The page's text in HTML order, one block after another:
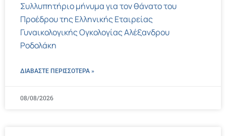
Συλλυπητήριο μήνυμα για τον θάνατο του
Προέδρου της Ελληνικής Εταιρείας
Γυναικολογικής Ογκολογίας Αλέξανδρου
Ροδολάκη
ΔΙΑΒΑΣΤΕ ΠΕΡΙΣΣΌΤΕΡΑ »
08/08/2026